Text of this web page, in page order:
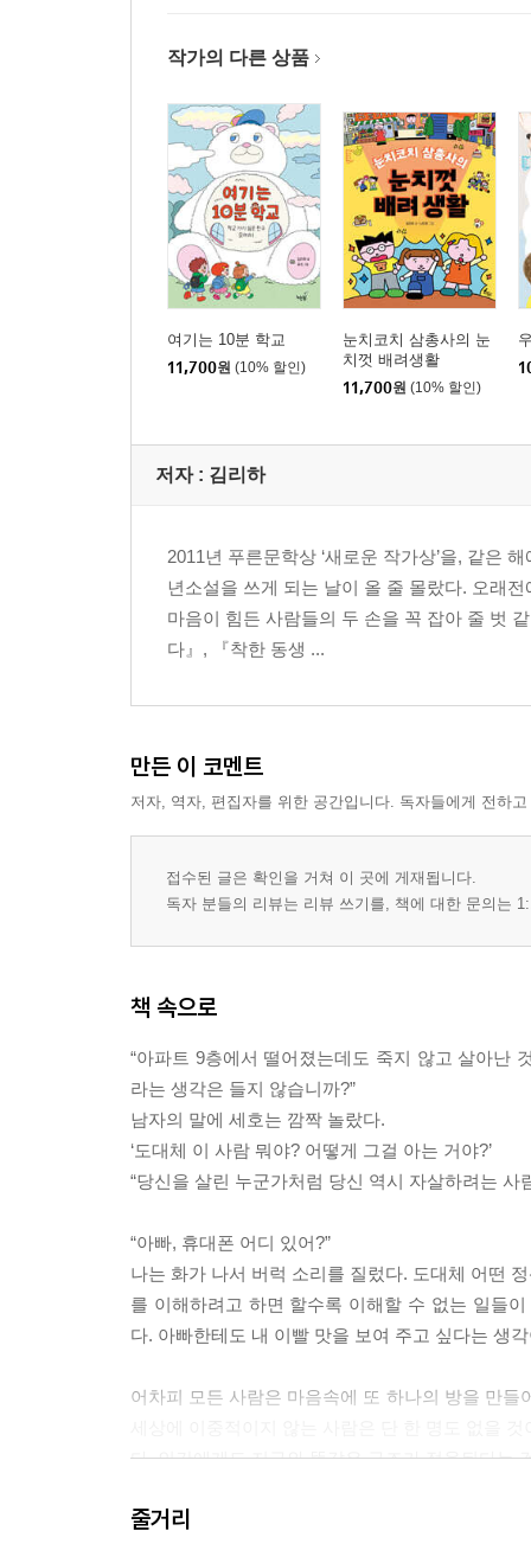
작가의 다른 상품
여기는 10분 학교
11,700원 (10% 할인)
눈치코치 삼총사의 눈
치껏 배려생활
11,700원 (10% 할인)
저자 : 김리하
2011년 푸른문학상 ‘새로운 작가상’을, 같은
년소설을 쓰게 되는 날이 올 줄 몰랐다. 오래
마음이 힘든 사람들의 두 손을 꼭 잡아 줄 벗
다』, 『착한 동생 ...
만든 이 코멘트
저자, 역자, 편집자를 위한 공간입니다. 독자들에게 전하
접수된 글은 확인을 거쳐 이 곳에 게재됩니다.
독자 분들의 리뷰는 리뷰 쓰기를, 책에 대한 문의는
책 속으로
“아파트 9층에서 떨어졌는데도 죽지 않고 살아난
라는 생각은 들지 않습니까?”
남자의 말에 세호는 깜짝 놀랐다.
‘도대체 이 사람 뭐야? 어떻게 그걸 아는 거야?’
“당신을 살린 누군가처럼 당신 역시 자살하려는
“아빠, 휴대폰 어디 있어?”
나는 화가 나서 버럭 소리를 질렀다. 도대체 어떤
를 이해하려고 하면 할수록 이해할 수 없는 일들
다. 아빠한테도 내 이빨 맛을 보여 주고 싶다는 생
어차피 모든 사람은 마음속에 또 하나의 방을 만들
다. 인간에게도 지구와 똑같은 구조가 적용된다는
줄거리